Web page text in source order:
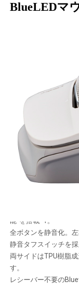
BlueLEDマ
新しい操作感、
¥9,980
長大なexcel/pdfファ
イール搭載。高速ス
すだけで切り替わりま
手首のねじれを軽減
能”を搭載*1。
全ボタンを静音化。
静音タフスイッチを
両サイドはTPU樹脂
す。
レシーバー不要の